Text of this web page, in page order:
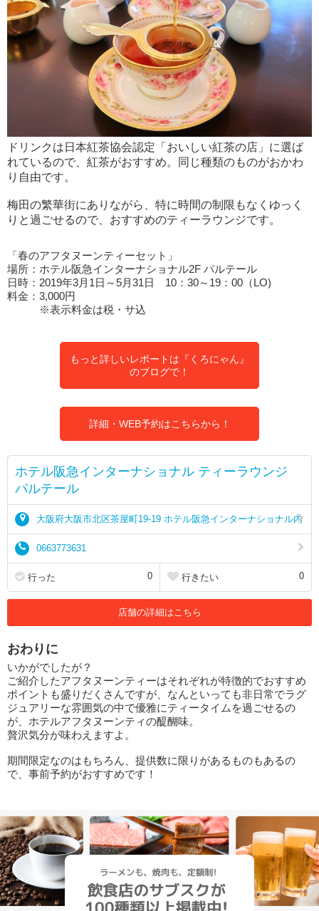
ドリンクは日本紅茶協会認定「おいしい紅茶の店」に選ば
れているので、紅茶がおすすめ。同じ種類のものがおかわ
り自由です。
梅田の繁華街にありながら、特に時間の制限もなくゆっく
りと過ごせるので、おすすめのティーラウンジです。
「春のアフタヌーンティーセット」
場所：ホテル阪急インターナショナル2F パルテール
日時：2019年3月1日～5月31日 10：30～19：00（LO)
料金：3,000円
※表示料金は税・サ込
もっと詳しいレポートは『くろにゃん』
のブログで！
詳細・WEB予約はこちらから！
ホテル阪急インターナショナル ティーラウンジ
パルテール
大阪府大阪市北区茶屋町19-19 ホテル阪急インターナショナル内
0663773631
行った 0 行きたい 0
店舗の詳細はこちら
おわりに
いかがでしたが？
ご紹介したアフタヌーンティーはそれぞれが特徴的でおすすめ
ポイントも盛りだくさんですが、なんといっても非日常でラグ
ジュアリーな雰囲気の中で優雅にティータイムを過ごせるの
が、ホテルアフタヌーンティの醍醐味。
贅沢気分が味わえますよ。
期間限定なのはもちろん、提供数に限りがあるものもあるの
で、事前予約がおすすめです！